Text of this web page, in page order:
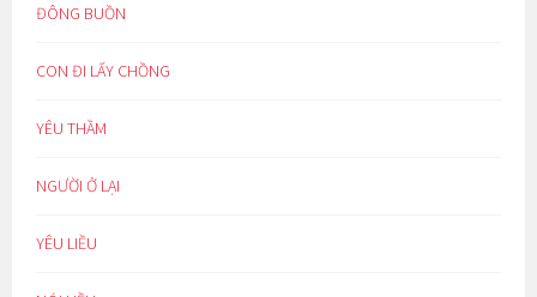
ĐÔNG BUỒN
CON ĐI LẤY CHỒNG
YÊU THẦM
NGƯỜI Ở LẠI
YÊU LIỀU